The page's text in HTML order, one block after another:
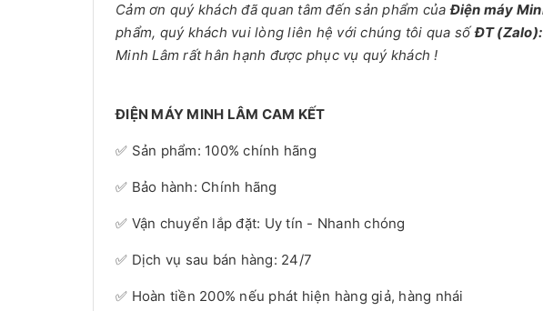
Cảm ơn quý khách đã quan tâm đến sản phẩm củaĐiện máy
phẩm, quý khách vui lòng liên hệ với chúng tôi qua sốĐT
Minh Lâm rất hân hạnh được phục vụ quý khách !
ĐIỆN MÁY MINH LÂM CAM KẾT
✅ Sản phẩm: 100% chính hãng
✅ Bảo hành: Chính hãng
✅ Vận chuyển lắp đặt: Uy tín - Nhanh chóng
✅ Dịch vụ sau bán hàng: 24/7
✅ Hoàn tiền 200% nếu phát hiện hàng giả, hàng nhái